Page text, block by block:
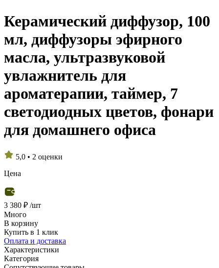
Керамический диффузор, 100
мл, диффузоры эфирного
масла, ультразвуковой
увлажнитель для
ароматерапии, таймер, 7
светодиодных цветов, фонари
для домашнего офиса
5,0 • 2 оценки
Цена
3 380 ₽ /шт
Много
В корзину
Купить в 1 клик
Оплата и доставка
Характеристики
Категория